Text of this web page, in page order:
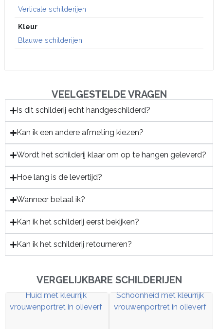
Verticale schilderijen
Kleur
Blauwe schilderijen
VEELGESTELDE VRAGEN
Is dit schilderij echt handgeschilderd?
Kan ik een andere afmeting kiezen?
Wordt het schilderij klaar om op te hangen geleverd?
Hoe lang is de levertijd?
Wanneer betaal ik?
Kan ik het schilderij eerst bekijken?
Kan ik het schilderij retourneren?
VERGELIJKBARE SCHILDERIJEN